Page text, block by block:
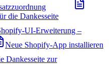
die Dankesseite
UI-Erweiterung –
Neue Shopify-App installieren
Dankesseite zur